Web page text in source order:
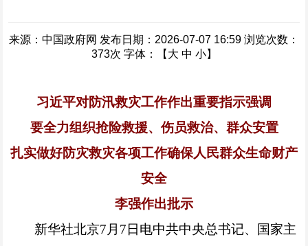
来源：中国政府网 发布日期：2026-07-07 16:59 浏览次数：
373次 字体：【 大 中 小】
习近平对防汛救灾工作作出重要指示强调
要全力组织抢险救援、伤员救治、群众安置
扎实做好防灾救灾各项工作确保人民群众生命财产
安全
李强作出批示
新华社北京7月7日电中共中央总书记、国家主